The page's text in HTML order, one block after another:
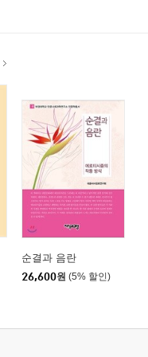
순결과 음란
26,600원 (5% 할인)